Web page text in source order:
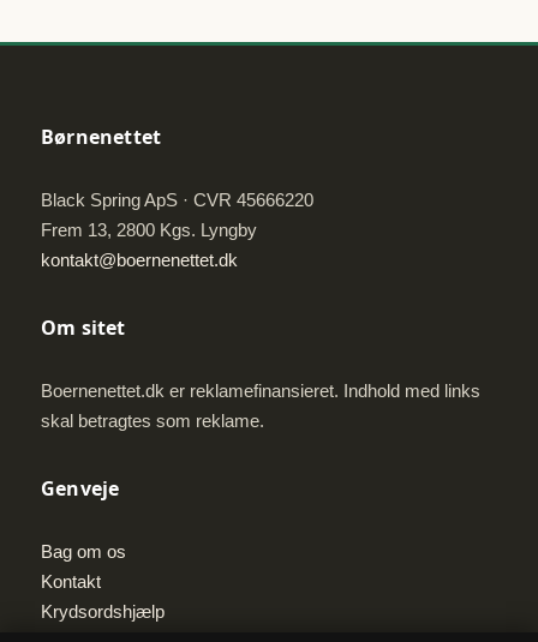
Børnenettet
Black Spring ApS · CVR 45666220
Frem 13, 2800 Kgs. Lyngby
kontakt@boernenettet.dk
Om sitet
Boernenettet.dk er reklamefinansieret. Indhold med links
skal betragtes som reklame.
Genveje
Bag om os
Kontakt
Krydsordshjælp